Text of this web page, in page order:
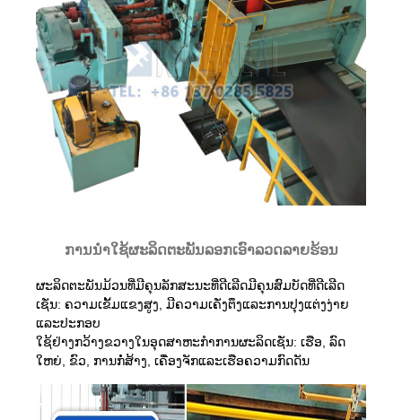
ການນໍາໃຊ້ຜະລິດຕະພັນລອກເອົາລວດລາຍຮ້ອນ
ຜະລິດຕະພັນມ້ວນທີ່ມີຄຸນລັກສະນະທີ່ດີເລີດມີຄຸນສົມບັດທີ່ດີເລີດ
ເຊັ່ນ: ຄວາມເຂັ້ມແຂງສູງ, ມີຄວາມເຄັ່ງຕຶງແລະການປຸງແຕ່ງງ່າຍ
ແລະປະກອບ
ໃຊ້ຢ່າງກວ້າງຂວາງໃນອຸດສາຫະກໍາການຜະລິດເຊັ່ນ: ເຮືອ, ລົດ
ໃຫຍ່, ຂົວ, ການກໍ່ສ້າງ, ເຄື່ອງຈັກແລະເຮືອຄວາມກົດດັນ